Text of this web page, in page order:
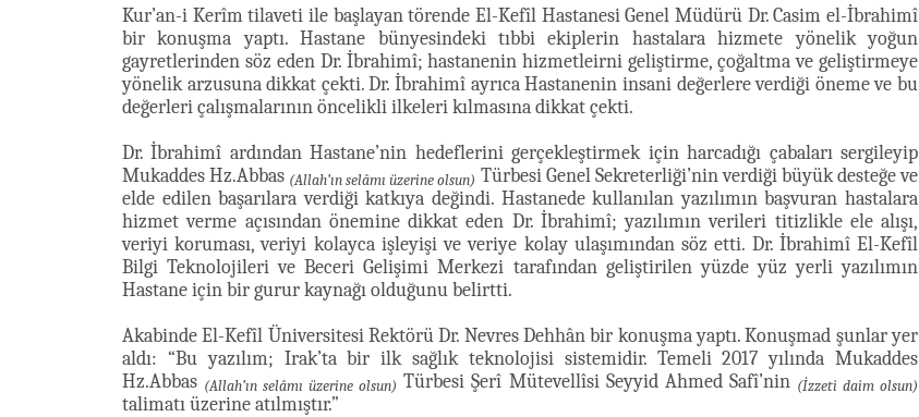
Kur’an-i Kerîm tilaveti ile başlayan törende El-Kefîl Hastanesi Genel Müdürü Dr. Casim el-İbrahimî
bir konuşma yaptı. Hastane bünyesindeki tıbbi ekiplerin hastalara hizmete yönelik yoğun
gayretlerinden söz eden Dr. İbrahimî; hastanenin hizmetleirni geliştirme, çoğaltma ve geliştirmeye
yönelik arzusuna dikkat çekti. Dr. İbrahimî ayrıca Hastanenin insani değerlere verdiği öneme ve bu
değerleri çalışmalarının öncelikli ilkeleri kılmasına dikkat çekti.
Dr. İbrahimî ardından Hastane’nin hedeflerini gerçekleştirmek için harcadığı çabaları sergileyip
Mukaddes Hz.Abbas (Allah’ın selâmı üzerine olsun) Türbesi Genel Sekreterliği’nin verdiği büyük desteğe ve
elde edilen başarılara verdiği katkıya değindi. Hastanede kullanılan yazılımın başvuran hastalara
hizmet verme açısından önemine dikkat eden Dr. İbrahimî; yazılımın verileri titizlikle ele alışı,
veriyi koruması, veriyi kolayca işleyişi ve veriye kolay ulaşımından söz etti. Dr. İbrahimî El-Kefîl
Bilgi Teknolojileri ve Beceri Gelişimi Merkezi tarafından geliştirilen yüzde yüz yerli yazılımın
Hastane için bir gurur kaynağı olduğunu belirtti.
Akabinde El-Kefîl Üniversitesi Rektörü Dr. Nevres Dehhân bir konuşma yaptı. Konuşmad şunlar yer
aldı: “Bu yazılım; Irak’ta bir ilk sağlık teknolojisi sistemidir. Temeli 2017 yılında Mukaddes
Hz.Abbas (Allah’ın selâmı üzerine olsun) Türbesi Şerî Mütevellîsi Seyyid Ahmed Safî’nin (İzzeti daim olsun)
talimatı üzerine atılmıştır.”